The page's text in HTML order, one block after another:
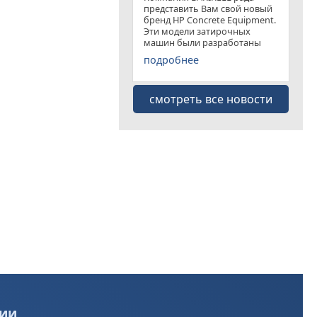
представить Вам свой новый
бренд HP Concrete Equipment.
Эти модели затирочных
машин были разработаны
специально для
удовлетворения рынка
класса . Данная "белая линия"
представлена несколькими
моделями
подробнее
смотреть все новости